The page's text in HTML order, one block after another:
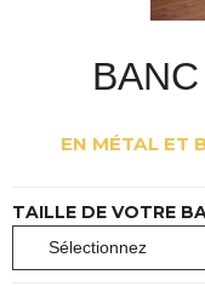
EN MÉTAL ET
TAILLE DE VOTRE